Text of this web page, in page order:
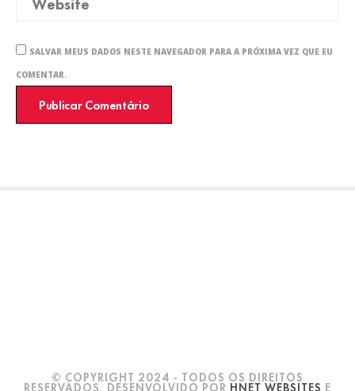
SALVAR MEUS DADOS NESTE NAVEGADOR PARA A PRÓXIMA VEZ QUE EU
COMENTAR.
© COPYRIGHT 2024 - TODOS OS DIREITOS
RESERVADOS. DESENVOLVIDO POR HNET WEBSITES E